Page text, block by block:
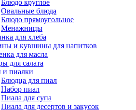
Блюдо круглое
Овальные блюда
Блюдо прямоугольное
Менажницы
для хлеба
и кувшины для напитков
для масла
для салата
пиалки
Блюдца для пиал
Набор пиал
Пиала для супа
Пиала для десертов и закусок